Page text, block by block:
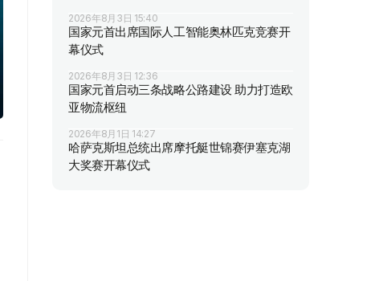
2026年8月3日 15:40
国家元首出席国际人工智能奥林匹克竞赛开
幕仪式
2026年8月3日 12:36
国家元首启动三条战略公路建设 助力打造欧
亚物流枢纽
2026年8月1日 14:27
哈萨克斯坦总统出席摩托艇世锦赛伊塞克湖
大奖赛开幕仪式